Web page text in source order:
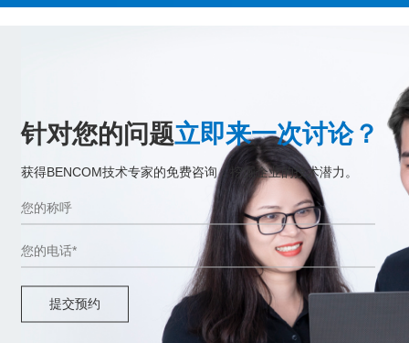
针对您的问题立即来一次讨论？
获得BENCOM技术专家的免费咨询，挖掘企业的技术潜力。
提交预约